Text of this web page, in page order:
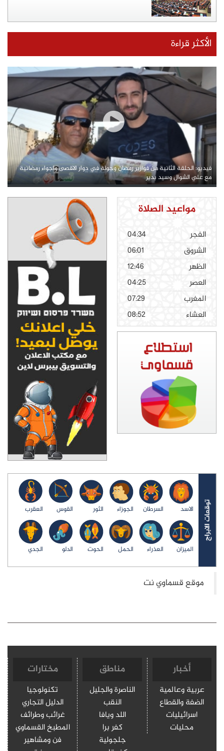
الأكثر قراءة
فيديو: الحلقة الثانية من فوازير رمضان وجولة في دوار الاقصى واجواء رمضانية
مع علي الشوال وسيد بدير
مواعيد الصلاة
الفجر
04:34
الشروق
06:01
الظهر
12:46
العصر
04:25
المغرب
07:29
العشاء
08:52
الاسد السرطان الجوزاء الثور القوس العقرب
الميزان العذراء الحمل الحوت الدلو الجدي
أخبار
عربية وعالمية
الضفة والقطاع
اسرائيليات
محليات
مناطق
الناصرة والجليل
النقب
اللد ويافا
كفر برا
جلجولية
مختارات
تكنولوجيا
الدليل التجاري
غرائب وطرائف
المطبخ القسماوي
فن ومشاهير